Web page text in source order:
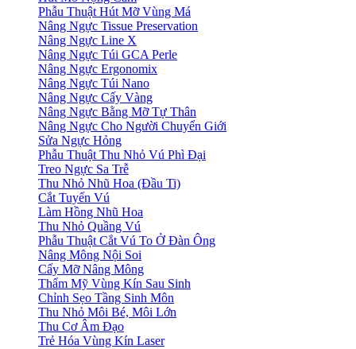
Phẫu Thuật Hút Mỡ Vùng Má
Nâng Ngực Tissue Preservation
Nâng Ngực Line X
Nâng Ngực Túi GCA Perle
Nâng Ngực Ergonomix
Nâng Ngực Túi Nano
Nâng Ngực Cấy Vàng
Nâng Ngực Bằng Mỡ Tự Thân
Nâng Ngực Cho Người Chuyển Giới
Sửa Ngực Hỏng
Phẫu Thuật Thu Nhỏ Vú Phì Đại
Treo Ngực Sa Trễ
Thu Nhỏ Nhũ Hoa (Đầu Ti)
Cắt Tuyến Vú
Làm Hồng Nhũ Hoa
Thu Nhỏ Quầng Vú
Phẫu Thuật Cắt Vú To Ở Đàn Ông
Nâng Mông Nội Soi
Cấy Mỡ Nâng Mông
Thẩm Mỹ Vùng Kín Sau Sinh
Chỉnh Sẹo Tầng Sinh Môn
Thu Nhỏ Môi Bé, Môi Lớn
Thu Cơ Âm Đạo
Trẻ Hóa Vùng Kín Laser